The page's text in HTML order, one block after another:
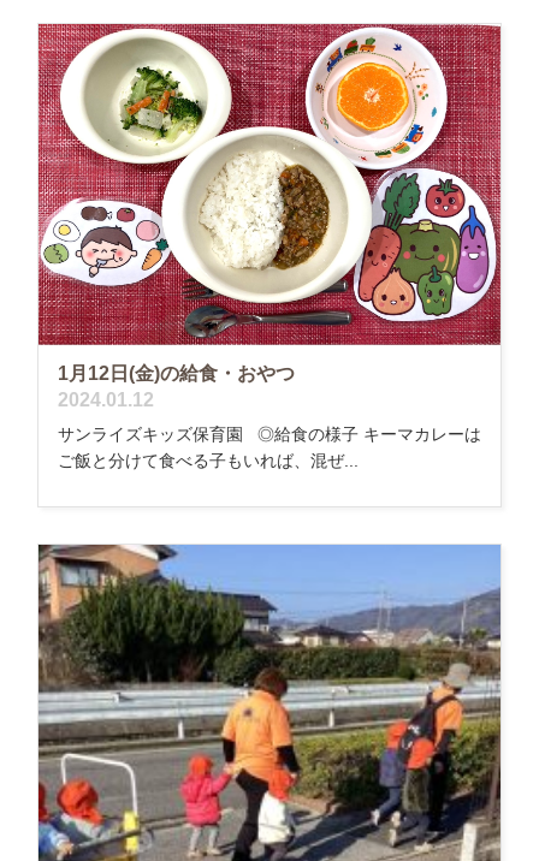
1月12日(金)の給食・おやつ
2024.01.12
サンライズキッズ保育園 ◎給食の様子 キーマカレーは
ご飯と分けて食べる子もいれば、混ぜ...